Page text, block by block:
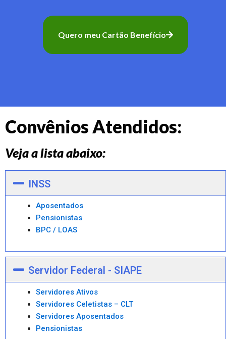
Quero meu Cartão Benefício
Convênios Atendidos:
Veja a lista abaixo:
INSS
Aposentados
Pensionistas
BPC / LOAS
Servidor Federal - SIAPE
Servidores Ativos
Servidores Celetistas – CLT
Servidores Aposentados
Pensionistas